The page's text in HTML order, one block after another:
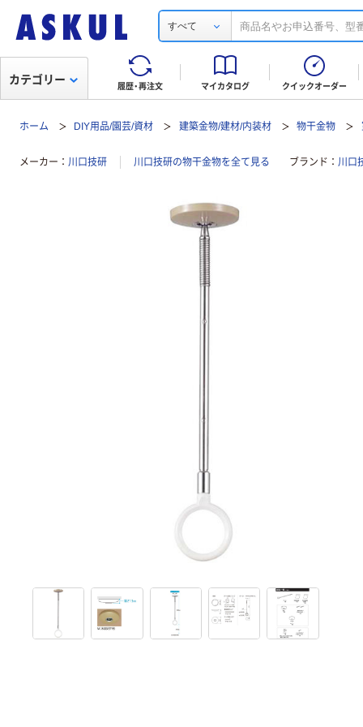
すべて
履歴・再注文 マイカタログ クイックオーダー
カテゴリー
ホーム DIY用品/園芸/資材 建築金物/建材/内装材 物干金物
メーカー 川口技研 川口技研の物干金物を全て見る ブランド 川口